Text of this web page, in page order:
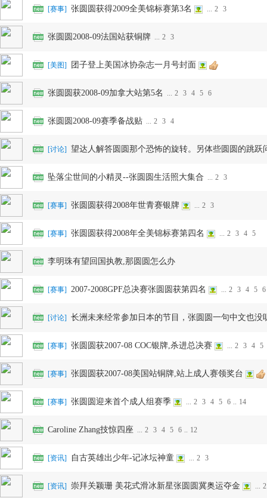
花
滑
冰
[赛事] 张圆圆获得2009全美锦标赛第3名 ... 2 3
张圆圆2008-09法国站获铜牌 ... 2 3
[美图] 团子登上美国冰协杂志一月号封面
张圆圆获2008-09加拿大站第5名 ... 2 3 4 5 6
张圆圆2008-09赛季备战贴 ... 2 3 4
[讨论] 望达人解答圆圆那个恐怖的旋转。另体些圆圆的跳跃
坠落尘世间的小精灵--张圆圆生活照大集合 ... 2 3
[赛事] 张圆圆获得2008年世青赛银牌 ... 2 3
[赛事] 张圆圆获得2008年全美锦标赛第四名 ... 2 3 4 5
李明珠有望回国执教,那圆圆怎么办
[赛事] 2007-2008GPF总决赛张圆圆获第四名 ... 2 3 4 5 6
[讨论] 长洲未来经常参加日本的节目，张圆圆一句中文也没
[赛事] 张圆圆获2007-08 COC银牌,杀进总决赛 ... 2 3 4 5
[赛事] 张圆圆获2007-08美国站铜牌,站上成人赛领奖台
[赛事] 张圆圆迎来首个成人组赛季 ... 2 3 4 5 6 .. 14
Caroline Zhang技惊四座 ... 2 3 4 5 6 .. 12
[资讯] 自古英雄出少年-记冰坛神童 ... 2 3
[资讯] 崇拜关颖珊 美花式滑冰新星张圆圆冀奥运夺金 ... 2